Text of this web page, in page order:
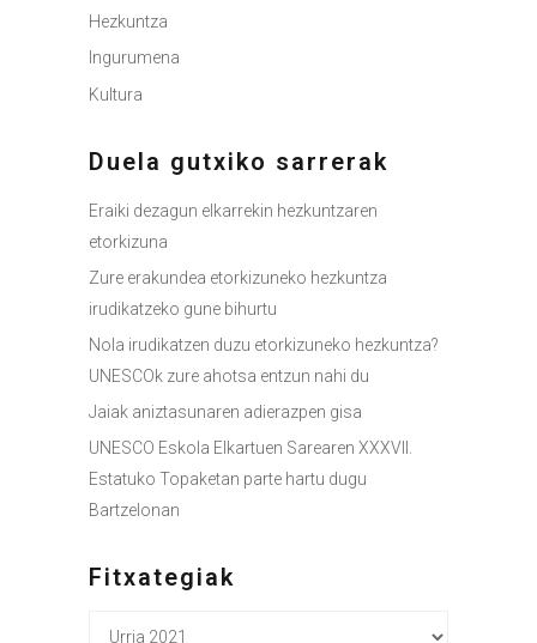
Hezkuntza
Ingurumena
Kultura
Duela gutxiko sarrerak
Eraiki dezagun elkarrekin hezkuntzaren
etorkizuna
Zure erakundea etorkizuneko hezkuntza
irudikatzeko gune bihurtu
Nola irudikatzen duzu etorkizuneko hezkuntza?
UNESCOk zure ahotsa entzun nahi du
Jaiak aniztasunaren adierazpen gisa
UNESCO Eskola Elkartuen Sarearen XXXVII.
Estatuko Topaketan parte hartu dugu
Bartzelonan
Fitxategiak